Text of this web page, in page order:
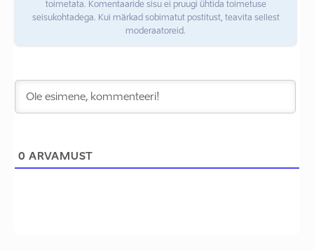
toimetata. Komentaaride sisu ei pruugi ühtida toimetuse
seisukohtadega. Kui märkad sobimatut postitust, teavita sellest
moderaatoreid.
0 ARVAMUST